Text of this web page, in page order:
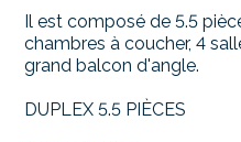
Il est composé de 5.5
chambres à coucher, 4
grand balcon d'angle.
DUPLEX 5.5 PIÈCES